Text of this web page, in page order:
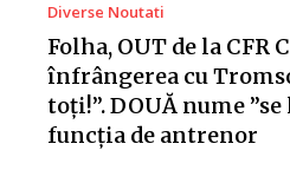
Diverse Noutati
Folha, OUT de la CFR
înfrângerea cu
toți!”. DOUĂ nume
funcția de antrenor